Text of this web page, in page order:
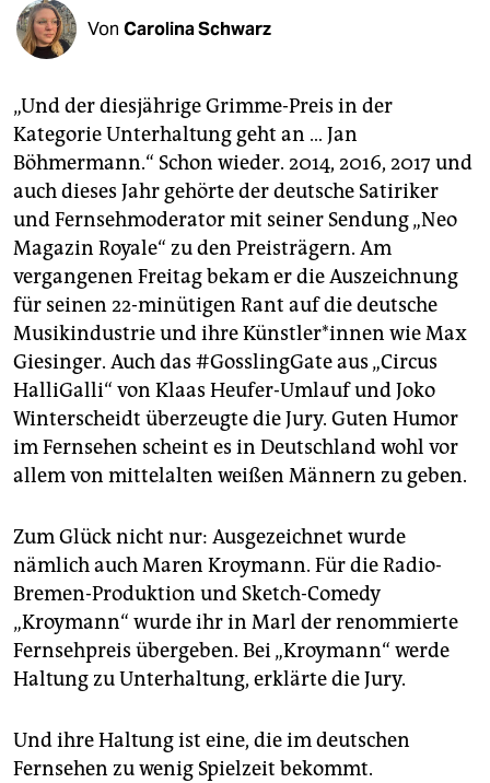
fragen & hilfe
abo
genossenschaft
epaper login
Von Carolina Schwarz
„Und der diesjährige Grimme-Preis in der
Kategorie Unterhaltung geht an … Jan
Böhmermann.“ Schon wieder. 2014, 2016, 2017 und
auch dieses Jahr gehörte der deutsche Satiriker
und Fernsehmoderator mit seiner Sendung „Neo
Magazin Royale“ zu den Preisträgern. Am
vergangenen Freitag bekam er die Auszeichnung
für seinen 22-minütigen Rant auf die deutsche
Musikindustrie und ihre Künstler*innen wie Max
Giesinger. Auch das #GosslingGate aus „Circus
HalliGalli“ von Klaas Heufer-Umlauf und Joko
Winterscheidt überzeugte die Jury. Guten Humor
im Fernsehen scheint es in Deutschland wohl vor
allem von mittelalten weißen Männern zu geben.
Zum Glück nicht nur: Ausgezeichnet wurde
nämlich auch Maren Kroymann. Für die Radio-
Bremen-Produktion und Sketch-Comedy
„Kroymann“ wurde ihr in Marl der renommierte
Fernsehpreis übergeben. Bei „Kroymann“ werde
Haltung zu Unterhaltung, erklärte die Jury.
Und ihre Haltung ist eine, die im deutschen
Fernsehen zu wenig Spielzeit bekommt.